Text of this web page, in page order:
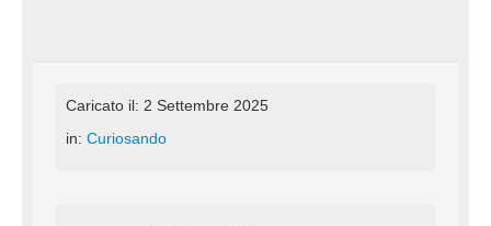
Caricato il: 2 Settembre 2025
in: Curiosando